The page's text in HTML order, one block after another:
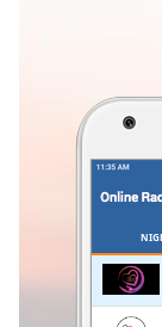
Remaining